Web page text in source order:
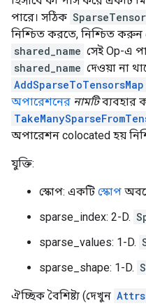
পারে। সঠিক
নিশ্চিত করতে, নিশ্চিত
shared_name সেই Op-এ
shared_name দেওয়া না
AddSparseToTensorsMap
অপারেশনের নামটিব্যবহার
অপারেশন colocated হয়
যুক্তি:
স্কোপ: একটি স্কোপ
sparse_index: 2-D.
sparse_values: 1-D.
sparse_shape: 1-D.
ঐচ্ছিক বৈশিষ্ট্য (দেখুন Attrs